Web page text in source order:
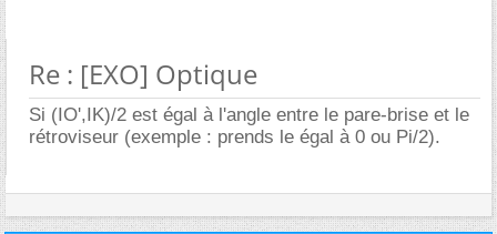
Re : [EXO] Optique
Si (IO',IK)/2 est égal à l'angle entre le pare-brise et le
rétroviseur (exemple : prends le égal à 0 ou Pi/2).